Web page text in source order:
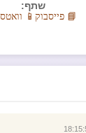
שתף:
📘 פייסבוק 📱